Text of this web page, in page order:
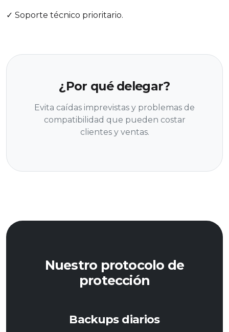
✓ Soporte técnico prioritario.
¿Por qué delegar?
Evita caídas imprevistas y problemas de
compatibilidad que pueden costar
clientes y ventas.
Nuestro protocolo de
protección
Backups diarios